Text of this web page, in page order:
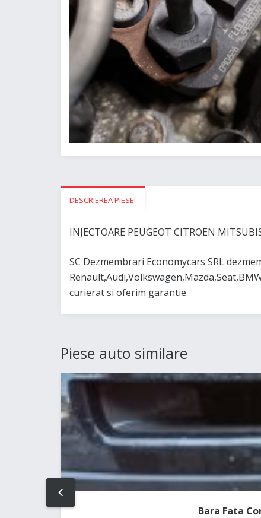
DESCRIEREA PIESEI
INJECTOARE PEUGEOT CITROEN
SC Dezmembrari Economycars SRL
curierat si oferim garantie.
Piese auto similare
Bara Fata
PREV